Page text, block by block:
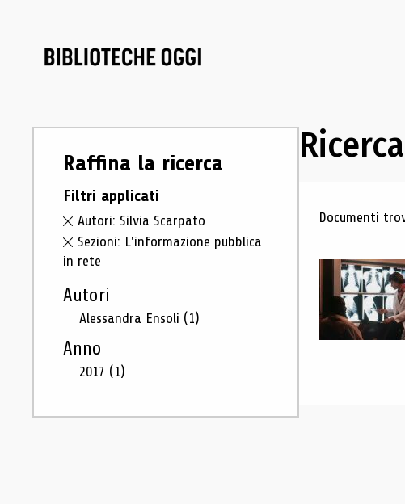
Raffina la ricerca
Filtri applicati
Autori: Silvia Scarpato
Sezioni: L'informazione pubblica
in rete
Autori
Alessandra Ensoli (1)
Anno
2017 (1)
Ricerca
Documenti